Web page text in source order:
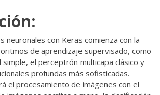
neuronales con Keras comienza con la
de aprendizaje supervisado, como
simple, el perceptrón multicapa clásico y
profundas más sofisticadas.
el procesamiento de imágenes con el